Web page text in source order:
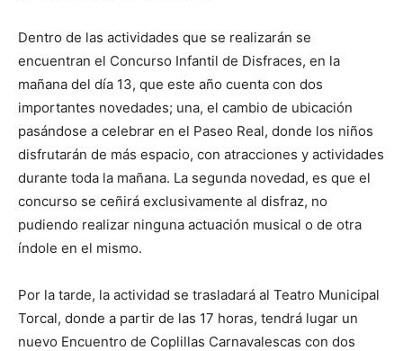
Dentro de las actividades que se realizarán se
encuentran el Concurso Infantil de Disfraces, en la
mañana del día 13, que este año cuenta con dos
importantes novedades; una, el cambio de ubicación
pasándose a celebrar en el Paseo Real, donde los niños
disfrutarán de más espacio, con atracciones y actividades
durante toda la mañana. La segunda novedad, es que el
concurso se ceñirá exclusivamente al disfraz, no
pudiendo realizar ninguna actuación musical o de otra
índole en el mismo.
Por la tarde, la actividad se trasladará al Teatro Municipal
Torcal, donde a partir de las 17 horas, tendrá lugar un
nuevo Encuentro de Coplillas Carnavalescas con dos